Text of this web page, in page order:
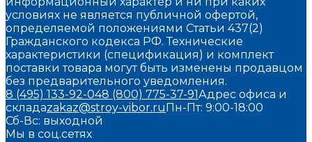
условиях не является публичной офертой,
определяемой положениями Статьи 437(2)
Гражданского кодекса РФ. Технические
характеристики (спецификация) и комплект
поставки товара могут быть изменены продавцом
без предварительного уведомления.
8 (495) 133-92-048 (800) 775-37-91Адрес офиса и
складаzakaz@stroy-vibor.ruПн-Пт: 9:00-18:00
Сб-Вс: выходной
Мы в соц.сетях